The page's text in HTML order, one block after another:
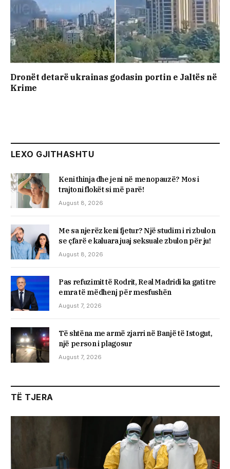
Dronët detarë ukrainas godasin portin e Jaltës në
Krime
LEXO GJITHASHTU
Keni thinja dhe jeni në menopauzë? Mos i
trajtoni flokët si më parë!
August 8, 2026
Me sa njerëz keni fjetur? Një studim i ri zbulon
se çfarë e kaluara juaj seksuale zbulon për ju!
August 8, 2026
Pas refuzimit të Rodrit, Real Madridi ka gati tre
emra të mëdhenj për mesfushën
August 7, 2026
Të shtëna me armë zjarri në Banjë të Istogut,
një person i plagosur
August 7, 2026
TË TJERA